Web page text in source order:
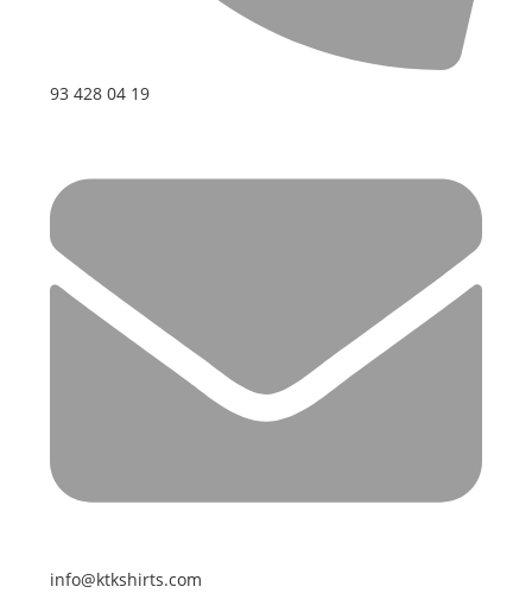
93 428 04 19
info@ktkshirts.com